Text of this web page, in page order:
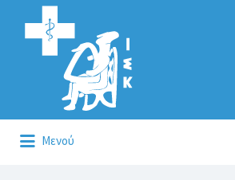
Αναζήτηση
για:
Μενού
για: